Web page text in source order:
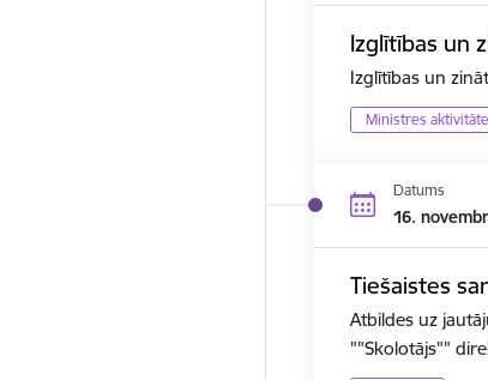
Izglītības un
Izglītības un
Ministres
Datums
16.
Tiešaistes
Atbildes uz
""Skolotājs""